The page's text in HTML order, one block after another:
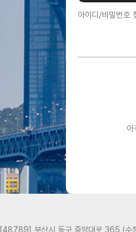
아이디/비밀번호
아
[48789] 부산시 동구 중앙대로 365 (수